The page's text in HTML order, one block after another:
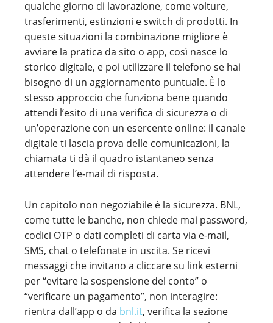
qualche giorno di lavorazione, come volture,
trasferimenti, estinzioni e switch di prodotti. In
queste situazioni la combinazione migliore è
avviare la pratica da sito o app, così nasce lo
storico digitale, e poi utilizzare il telefono se hai
bisogno di un aggiornamento puntuale. È lo
stesso approccio che funziona bene quando
attendi l’esito di una verifica di sicurezza o di
un’operazione con un esercente online: il canale
digitale ti lascia prova delle comunicazioni, la
chiamata ti dà il quadro istantaneo senza
attendere l’e-mail di risposta.
Un capitolo non negoziabile è la sicurezza. BNL,
come tutte le banche, non chiede mai password,
codici OTP o dati completi di carta via e-mail,
SMS, chat o telefonate in uscita. Se ricevi
messaggi che invitano a cliccare su link esterni
per “evitare la sospensione del conto” o
“verificare un pagamento”, non interagire:
rientra dall’app o da bnl.it, verifica la sezione